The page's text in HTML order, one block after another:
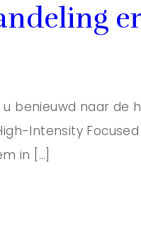
benieuwd naar
Intensity
in […]